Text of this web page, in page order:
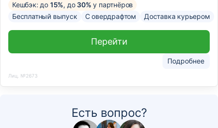
Кешбэк: до 15%, до 30% у партнёров
Бесплатный выпуск
С овердрафтом Доставка курьером
Подробнее
Перейти
Лиц. №2673
Есть вопрос?